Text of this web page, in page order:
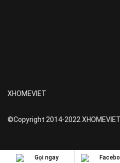
XHOMEVIET
©Copyright 2014-2022
Gọi ngay